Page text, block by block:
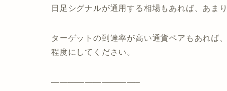
日足シグナルが通用する相場もあれば、あま
ターゲットの到達率が高い通貨ペアもあれば
程度にしてください。
——————————–